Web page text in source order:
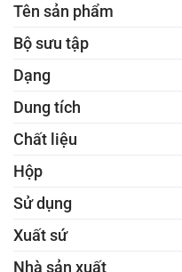
Tên sản phẩm
Bộ sưu tập
Dạng
Dung tích
Chất liệu
Hộp
Sử dụng
Xuất sứ
Nhà sản xuất